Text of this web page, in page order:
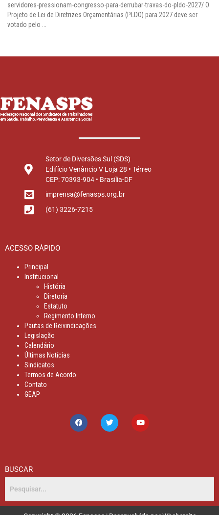
servidores-pressionam-congresso-para-derrubar-travas-do-pldo-2027/ O
Projeto de Lei de Diretrizes Orçamentárias (PLDO) para 2027 deve ser
votado pelo ...
Setor de Diversões Sul (SDS)
Edifício Venâncio V Loja 28 • Térreo
CEP: 70393-904 • Brasília-DF
imprensa@fenasps.org.br
(61) 3226-7215
ACESSO RÁPIDO
Principal
Institucional
História
Diretoria
Estatuto
Regimento Interno
Pautas de Reivindicações
Legislação
Calendário
Últimas Notícias
Sindicatos
Termos de Acordo
Contato
GEAP
BUSCAR